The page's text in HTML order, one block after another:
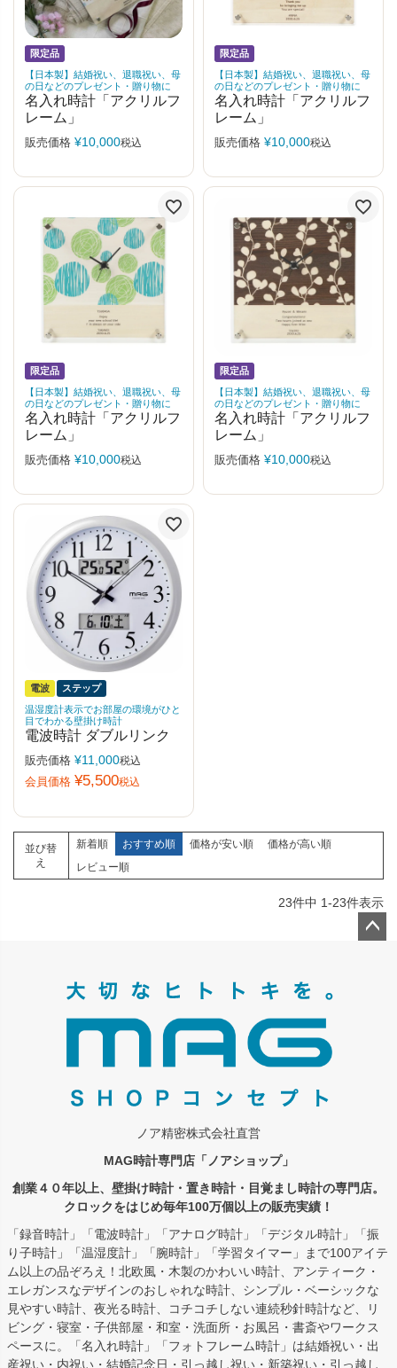
限定品
【日本製】結婚祝い、退職祝い、母
の日などのプレゼント・贈り物に
名入れ時計「アクリルフ
レーム」
販売価格 ¥10,000税込
限定品
【日本製】結婚祝い、退職祝い、母
の日などのプレゼント・贈り物に
名入れ時計「アクリルフ
レーム」
販売価格 ¥10,000税込
限定品
【日本製】結婚祝い、退職祝い、母
の日などのプレゼント・贈り物に
名入れ時計「アクリルフ
レーム」
販売価格 ¥10,000税込
限定品
【日本製】結婚祝い、退職祝い、母
の日などのプレゼント・贈り物に
名入れ時計「アクリルフ
レーム」
販売価格 ¥10,000税込
電波
ステップ
温湿度計表示でお部屋の環境がひと
目でわかる壁掛け時計
電波時計 ダブルリンク
販売価格 ¥11,000税込
会員価格 ¥5,500税込
並び替
え
新着順 おすすめ順 価格が安い順
価格が高い順
レビュー順
23件中 1-23件表示
ノア精密株式会社直営
MAG時計専門店「ノアショップ」
創業４０年以上、壁掛け時計・置き時計・目覚まし時計の専門店。
クロックをはじめ毎年100万個以上の販売実績！
「録音時計」「電波時計」「アナログ時計」「デジタル時計」「振
り子時計」「温湿度計」「腕時計」「学習タイマー」まで100アイテ
ム以上の品ぞろえ！北欧風・木製のかわいい時計、アンティーク・
エレガンスなデザインのおしゃれな時計、シンプル・ベーシックな
見やすい時計、夜光る時計、コチコチしない連続秒針時計など、リ
ビング・寝室・子供部屋・和室・洗面所・お風呂・書斎やワークス
ペースに。「名入れ時計」「フォトフレーム時計」は結婚祝い・出
産祝い・内祝い・結婚記念日・引っ越し祝い・新築祝い・引っ越し